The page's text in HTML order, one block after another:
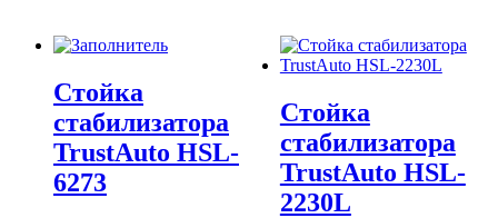
Стойка
стабилизатора
TrustAuto HSL-
6273
Стойка
стабилизатора
TrustAuto HSL-
2230L